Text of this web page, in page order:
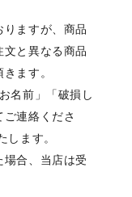
りますが、商品
文と異なる商品
ます。
名前」「破損し
連絡くださ
します。
場合、当店は受